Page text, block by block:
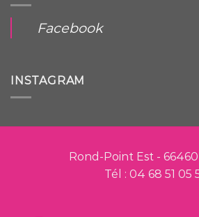
Facebook
INSTAGRAM
Rond-Point Est -
Tél : 04 68 51 05